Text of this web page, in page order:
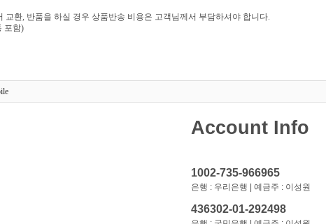
환, 반품을 하실 경우 상품반송 비용은 고객님께서 부담하셔야 합니다.
포함)
Account Info
1002-735-966965
은행 : 우리은행 | 예금주 : 이성원
436302-01-292498